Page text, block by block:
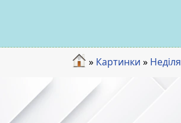
» Картинки » Неділя